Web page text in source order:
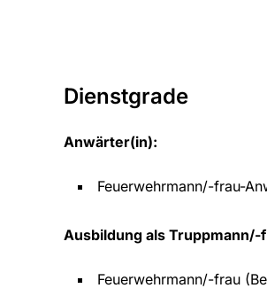
Dienstgrade
Anwärter(in):
Feuerwehrmann/-frau-
Ausbildung als Truppmann/-
Feuerwehrmann/-frau